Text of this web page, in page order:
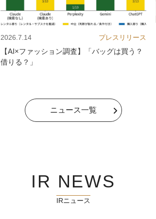
2026.7.14 プレスリリース
【AI×ファッション調査】「バッグは買う？
借りる？」
ニュース一覧
IR NEWS
IRニュース